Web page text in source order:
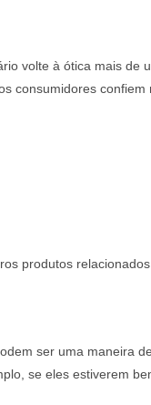
volte à ótica mais
consumidores
produtos
ser uma maneira
se eles estiverem